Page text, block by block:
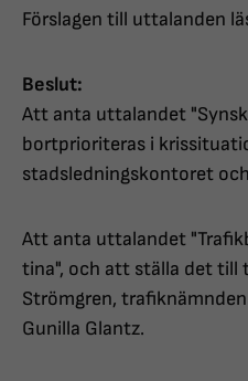
Förslagen till uttalanden
Beslut:
Att anta uttalandet
bortprioriteras i
stadsledningskontoret
Att anta uttalandet
tina", och att ställa det till
Strömgren,
Gunilla Glantz.